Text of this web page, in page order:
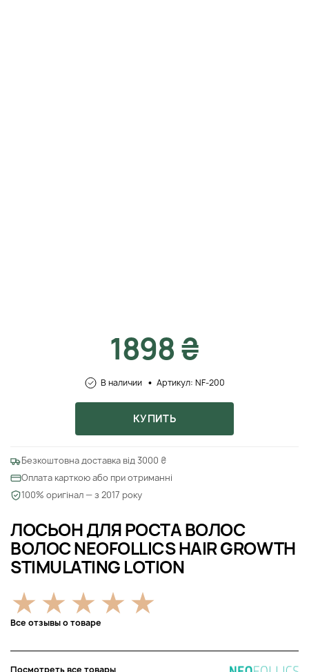
ЛОСЬОН ДЛЯ РОСТА ВОЛОС
ВОЛОС NEOFOLLICS HAIR GROWTH
STIMULATING LOTION
Все отзывы о товаре
Посмотреть все товары
1898 ₴
В наличии Артикул: NF-200
КУПИТЬ
Безкоштовна доставка від 3000 ₴
Оплата карткою або при отриманні
100% оригінал — з 2017 року